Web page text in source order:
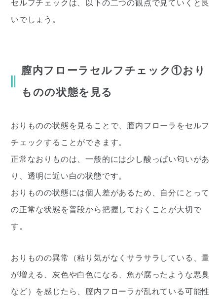
セルフチェックは、以下の二つの観点で見ていくと良
いでしょう。
膣内フローラセルフチェック①おり
ものの状態を見る
おりものの状態を見ることで、膣内フローラをセルフ
チェックすることができます。
正常なおりものは、一般的には少し酸っぱい匂いがあ
り、透明に近い白の状態です。
おりものの状態には個人差があるため、自分にとって
の正常な状態を普段から把握しておくことが大切で
す。
おりものの異常（粘り気がなくサラサラしている、量
が増える、灰色や白色になる、魚が腐ったような悪臭
など）を感じたら、膣内フローラが乱れている可能性